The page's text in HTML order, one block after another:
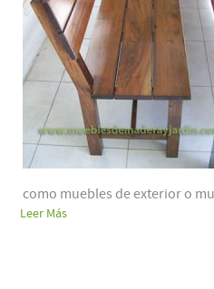
como muebles de exterior o
Leer Más